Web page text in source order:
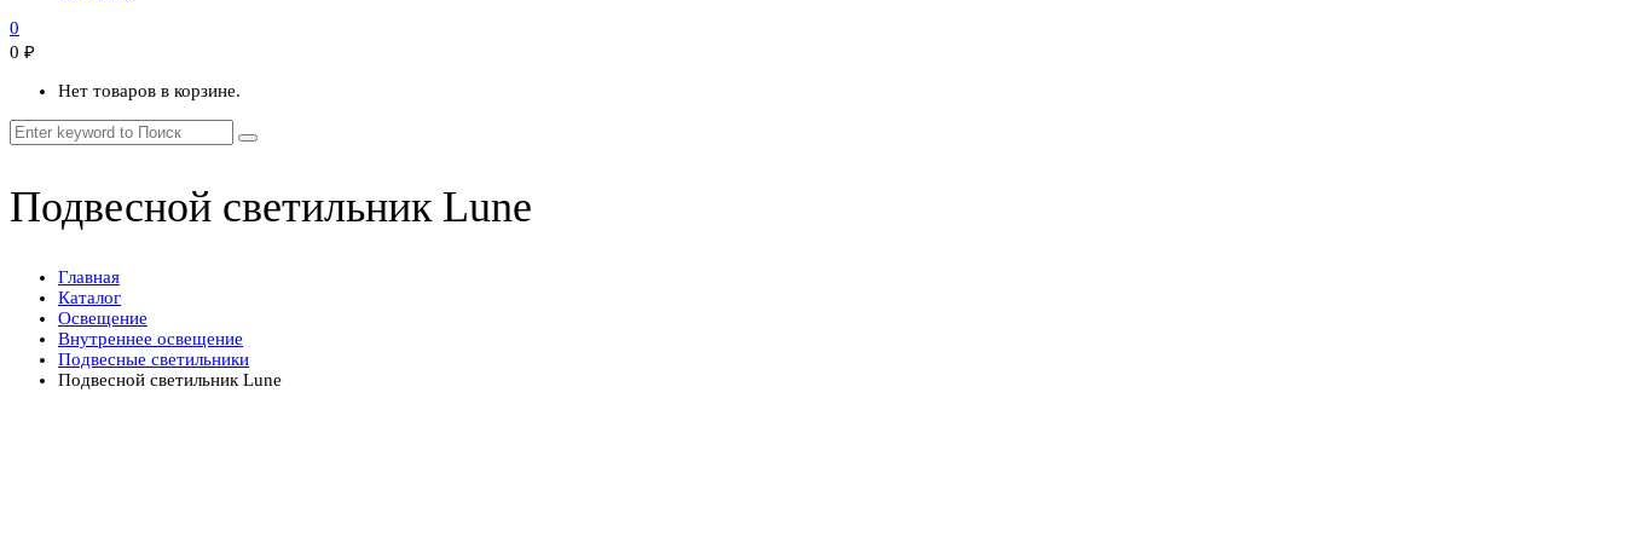
0
0 ₽
Нет товаров в корзине.
Подвесной светильник Lune
Главная
Каталог
Освещение
Внутреннее освещение
Подвесные светильники
Подвесной светильник Lune